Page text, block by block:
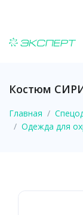
Костюм
Главная
Одежда для